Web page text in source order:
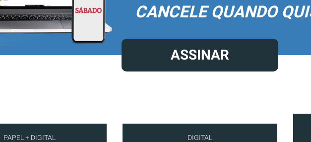
CANCELE QUANDO
ASSINAR
PAPEL + DIGITAL DIGITAL